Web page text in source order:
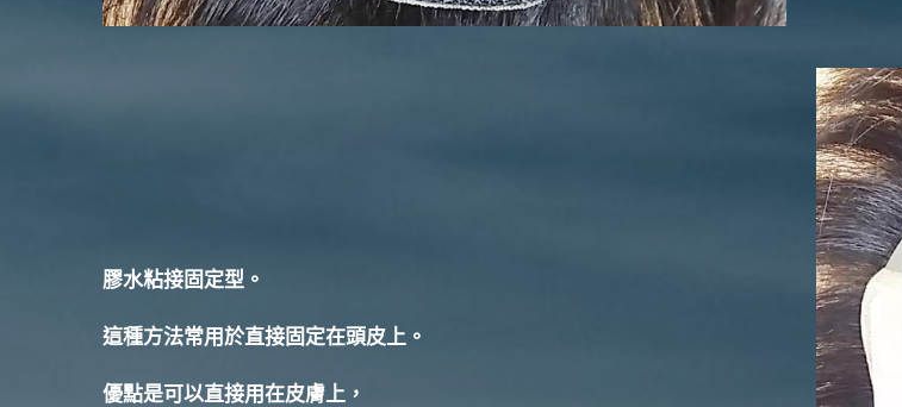
膠水粘接固定型。
這種方法常用於直接固定在頭皮上。
優點是可以直接用在皮膚上，